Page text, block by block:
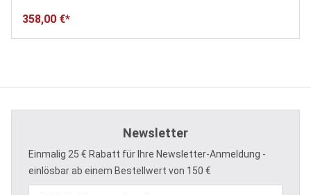
358,00 €*
Newsletter
Einmalig 25 € Rabatt für Ihre Newsletter-Anmeldung -
einlösbar ab einem Bestellwert von 150 €